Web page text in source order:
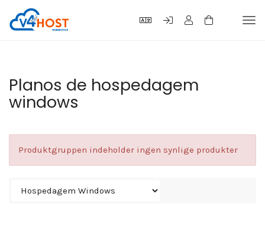
Planos de hospedagem
windows
Produktgruppen indeholder ingen synlige produkter